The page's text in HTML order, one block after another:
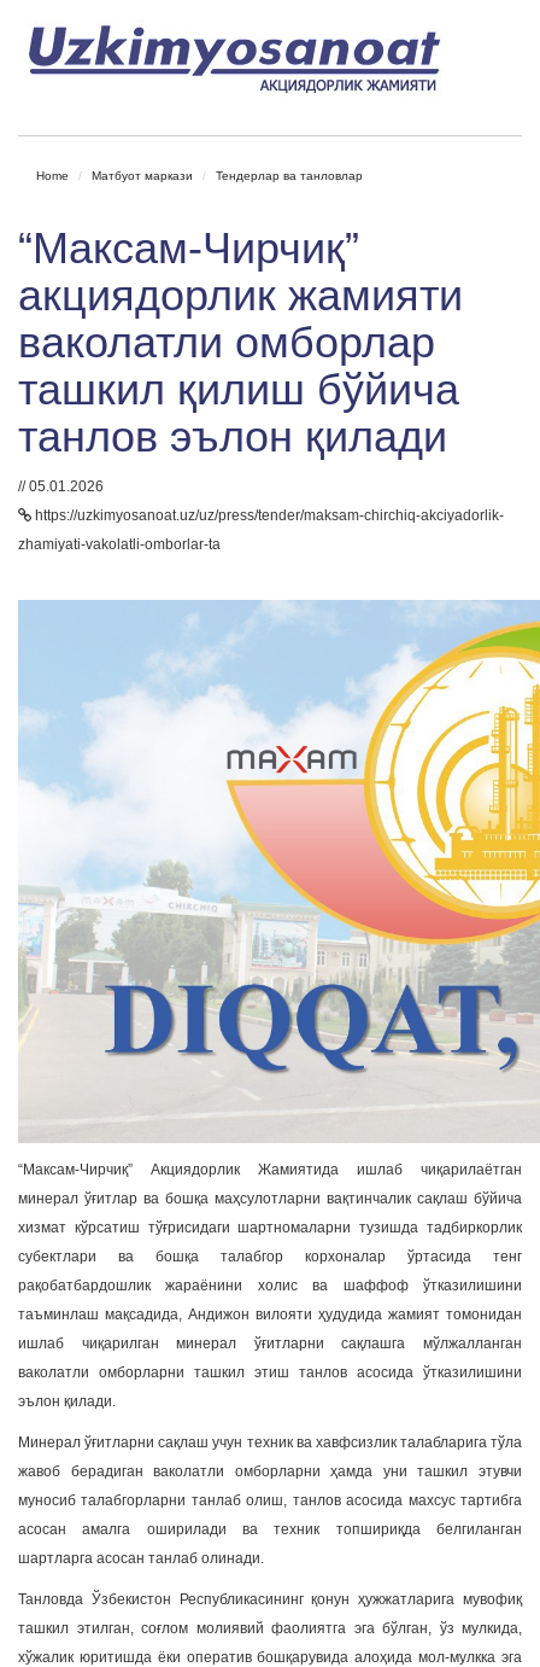
Home Матбуот маркази Тендерлар ва танловлар
“Максам-Чирчиқ”
акциядорлик жамияти
ваколатли омборлар
ташкил қилиш бўйича
танлов эълон қилади
// 05.01.2026
https://uzkimyosanoat.uz/uz/press/tender/maksam-chirchiq-akciyadorlik-
zhamiyati-vakolatli-omborlar-ta
“Максам-Чирчиқ” Акциядорлик Жамиятида ишлаб чиқарилаётган
минерал ўғитлар ва бошқа маҳсулотларни вақтинчалик сақлаш бўйича
хизмат кўрсатиш тўғрисидаги шартномаларни тузишда тадбиркорлик
субектлари ва бошқа талабгор корхоналар ўртасида тенг
рақобатбардошлик жараёнини холис ва шаффоф ўтказилишини
таъминлаш мақсадида, Андижон вилояти ҳудудида жамият томонидан
ишлаб чиқарилган минерал ўғитларни сақлашга мўлжалланган
ваколатли омборларни ташкил этиш танлов асосида ўтказилишини
эълон қилади.
Минерал ўғитларни сақлаш учун техник ва хавфсизлик талабларига тўла
жавоб берадиган ваколатли омборларни ҳамда уни ташкил этувчи
муносиб талабгорларни танлаб олиш, танлов асосида махсус тартибга
асосан амалга оширилади ва техник топшириқда белгиланган
шартларга асосан танлаб олинади.
Танловда Ўзбекистон Республикасининг қонун ҳужжатларига мувофиқ
ташкил этилган, соғлом молиявий фаолиятга эга бўлган, ўз мулкида,
хўжалик юритишда ёки оператив бошқарувида алоҳида мол-мулкка эга